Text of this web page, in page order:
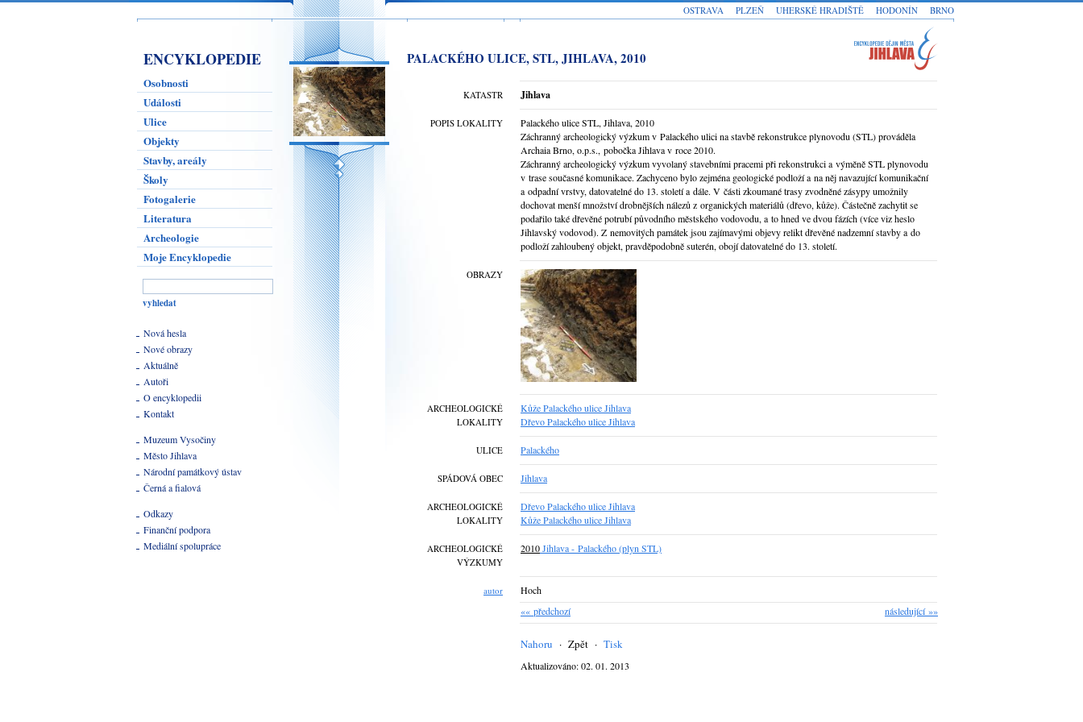
ENCYKLOPEDIE
Osobnosti
Události
Ulice
Objekty
Stavby, areály
Školy
Fotogalerie
Literatura
Archeologie
Moje Encyklopedie
Nová hesla
Nové obrazy
Aktuálně
Autoři
O encyklopedii
Kontakt
Muzeum Vysočiny
Město Jihlava
Národní památkový ústav
Černá a fialová
Odkazy
Finanční podpora
Mediální spolupráce
PALACKÉHO ULICE, STL, JIHLAVA, 2010
KATASTR Jihlava
POPIS LOKALITY
Palackého ulice STL, Jihlava, 2010
Záchranný archeologický výzkum v Palackého ulici na stavbě rekonstrukce plynovodu (STL) prováděla
Archaia Brno, o.p.s., pobočka Jihlava v roce 2010.
Záchranný archeologický výzkum vyvolaný stavebními pracemi při rekonstrukci a výměně STL plynovodu
v trase současné komunikace. Zachyceno bylo zejména geologické podloží a na něj navazující komunikační
a odpadní vrstvy, datovatelné do 13. století a dále. V části zkoumané trasy zvodněné zásypy umožnily
dochovat menší množství drobnějších nálezů z organických materiálů (dřevo, kůže). Částečně zachytit se
podařilo také dřevěné potrubí původního městského vodovodu, a to hned ve dvou fázích (více viz heslo
Jihlavský vodovod). Z nemovitých památek jsou zajímavými objevy relikt dřevěné nadzemní stavby a do
podloží zahloubený objekt, pravděpodobně suterén, obojí datovatelné do 13. století.
OBRAZY
ARCHEOLOGICKÉ
LOKALITY
Kůže Palackého ulice Jihlava
Dřevo Palackého ulice Jihlava
ULICE Palackého
SPÁDOVÁ OBEC Jihlava
ARCHEOLOGICKÉ
LOKALITY
Dřevo Palackého ulice Jihlava
Kůže Palackého ulice Jihlava
ARCHEOLOGICKÉ
VÝZKUMY
2010Jihlava - Palackého (plyn STL)
autor
Hoch
následující »»
«« předchozí
Nahoru · Zpět · Tisk
Aktualizováno: 02. 01. 2013
BRNO
HODONÍN
UHERSKÉ HRADIŠTĚ
PLZEŇ
OSTRAVA